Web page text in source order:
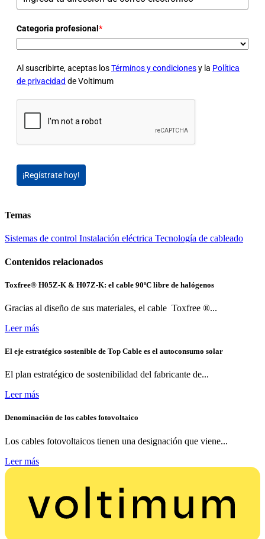
Categoria profesional *
Al suscribirte, aceptas losTérminos y condicionesy la Política
de privacidad de Voltimum
¡Regístrate hoy!
Temas
Sistemas de control Instalación eléctrica Tecnología de cableado
Contenidos relacionados
Toxfree® H05Z-K & H07Z-K: el cable 90ºC libre de halógenos
Gracias al diseño de sus materiales, el cable Toxfree ®...
Leer más
El eje estratégico sostenible de Top Cable es el autoconsumo solar
El plan estratégico de sostenibilidad del fabricante de...
Leer más
Denominación de los cables fotovoltaico
Los cables fotovoltaicos tienen una designación que viene...
Leer más